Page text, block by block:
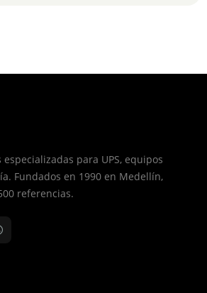
para UPS, equipos
Fundados en 1990 en Medellín,
referencias.